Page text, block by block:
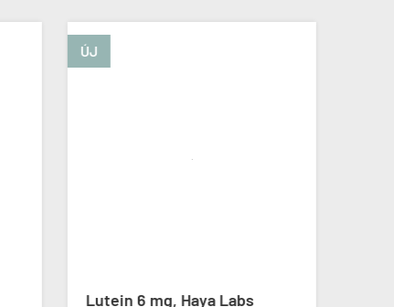
ÚJ
Lutein 6 mg, Haya Labs